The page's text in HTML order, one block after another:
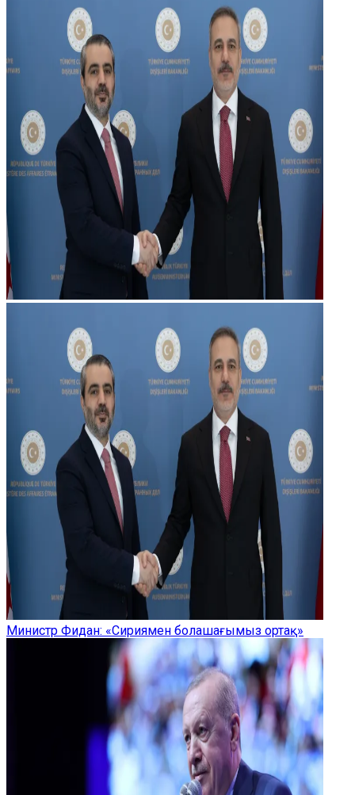
Министр Фидан: «Сириямен болашағымыз ортақ»